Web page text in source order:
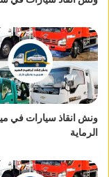
ونش انقاذ سيارات في
الرماية